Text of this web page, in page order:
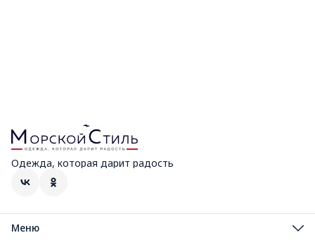
Одежда, которая дарит радость
Меню